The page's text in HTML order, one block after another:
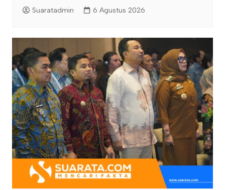
Suaratadmin 6 Agustus 2026